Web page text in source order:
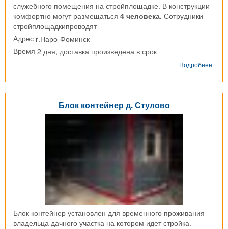
служебного помещения на стройплощадке. В конструкции
комфортно могут размещаться 4 человека. Сотрудники
стройплощадкипроводят
Адрес г.Наро-Фоминск
Время 2 дня, доставка произведена в срок
Подробнее
Блок контейнер д. Стулово
Блок контейнер установлен для временного проживания
владельца дачного участка на котором идет стройка.